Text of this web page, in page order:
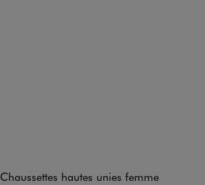
Chaussettes hautes unies femme